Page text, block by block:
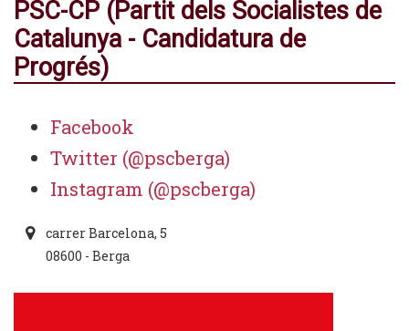
PSC-CP (Partit dels Socialistes de
Catalunya - Candidatura de
Progrés)
Facebook
Twitter (@pscberga)
Instagram (@pscberga)
carrer Barcelona, 5
08600 - Berga